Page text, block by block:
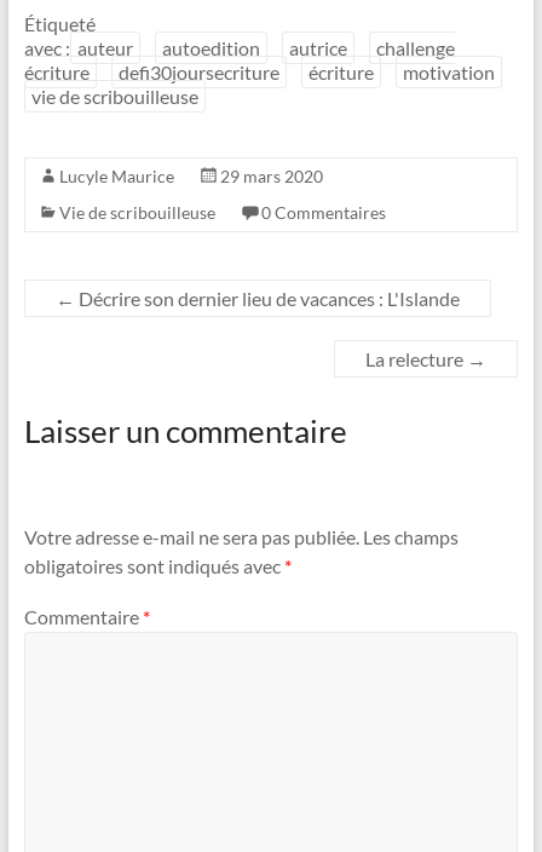
Étiqueté
avec : auteur autoedition autrice
challenge
écriture
defi30joursecriture écriture
motivation
vie de scribouilleuse
Lucyle Maurice
29 mars 2020
Vie de scribouilleuse
0 Commentaires
← Décrire son dernier lieu de vacances : L'Islande
La relecture →
Laisser un commentaire
Votre adresse e-mail ne sera pas publiée. Les champs
obligatoires sont indiqués avec *
Commentaire *